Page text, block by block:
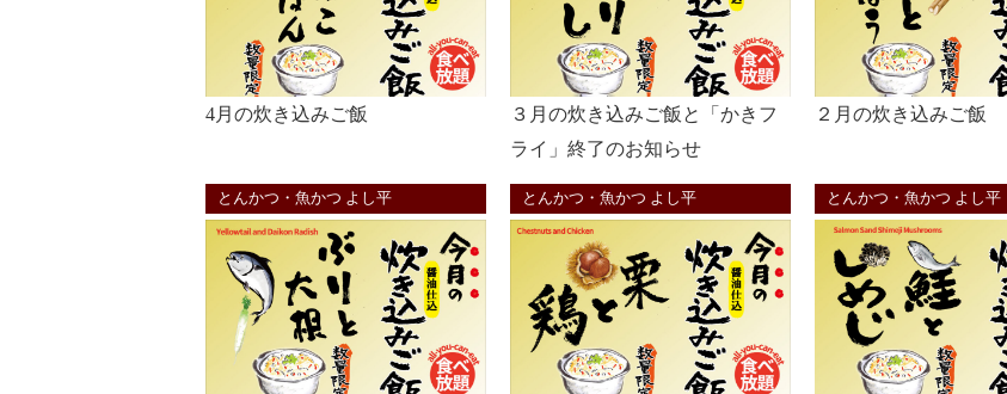
4月の炊き込みご飯
３月の炊き込みご飯と「かきフ
ライ」終了のお知らせ
２月の炊き込みご飯
とんかつ・魚かつ よし平 とんかつ・魚かつ よし平 とんかつ・魚かつ よし平